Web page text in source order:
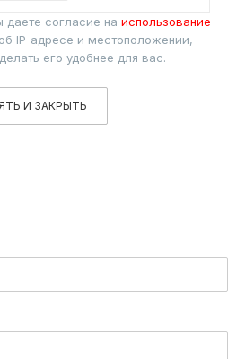
даете согласие на использование
IP-адресе и местоположении,
его удобнее для вас.
И ЗАКРЫТЬ